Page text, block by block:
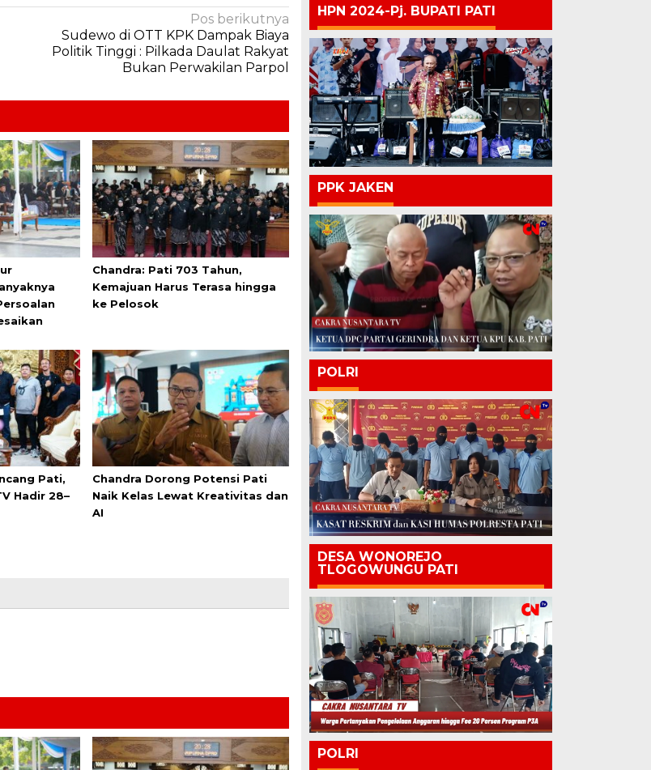
Pos berikutnya
Sudewo di OTT KPK Dampak Biaya
Politik Tinggi : Pilkada Daulat Rakyat
Bukan Perwakilan Parpol
Chandra: Pati 703 Tahun,
Kemajuan Harus Terasa hingga
ke Pelosok
Pati,
Hadir 28–
Chandra Dorong Potensi Pati
Naik Kelas Lewat Kreativitas dan
AI
HPN 2024-Pj. BUPATI PATI
PPK JAKEN
POLRI
DESA WONOREJO
TLOGOWUNGU PATI
POLRI